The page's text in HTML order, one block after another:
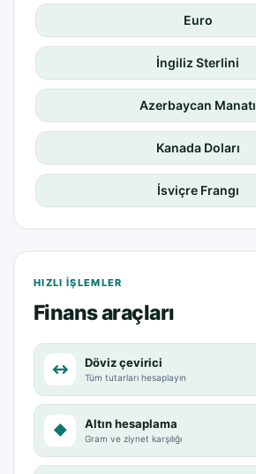
Euro
İngiliz Sterlini
Azerbaycan Manatı
Kanada Doları
İsviçre Frangı
HIZLI IŞLEMLER
Finans araçları
↔ Döviz çevirici
Tüm tutarları hesaplayın
◆ Altın hesaplama
Gram ve ziynet karşılığı